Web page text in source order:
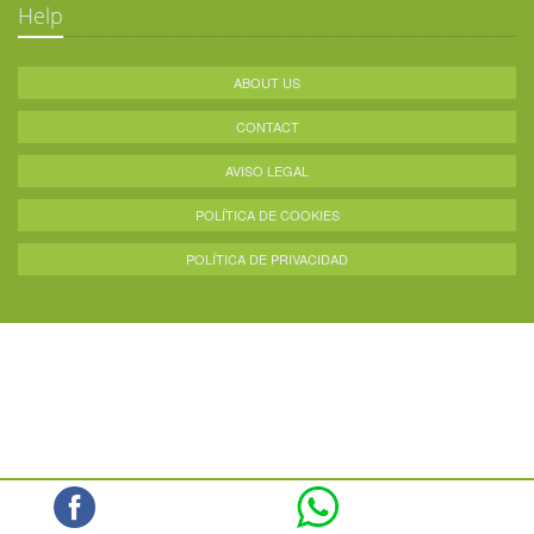
Help
ABOUT US
CONTACT
AVISO LEGAL
POLÍTICA DE COOKIES
POLÍTICA DE PRIVACIDAD